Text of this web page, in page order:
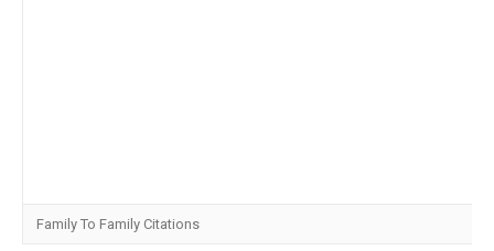
Family To Family Citations